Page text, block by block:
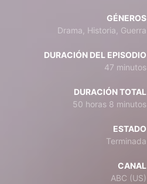
GÉNEROS
Drama, Historia, Guerra
DURACIÓN DEL EPISODIO
47 minutos
DURACIÓN TOTAL
50 horas 8 minutos
ESTADO
Terminada
CANAL
ABC (US)